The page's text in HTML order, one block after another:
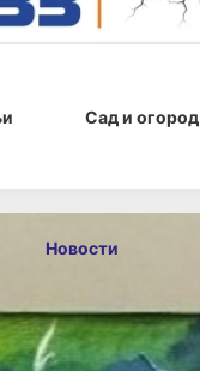
Сад и огород
Новости
ОПУБЛИКОВАНО
апреля 2025 г., 22:09